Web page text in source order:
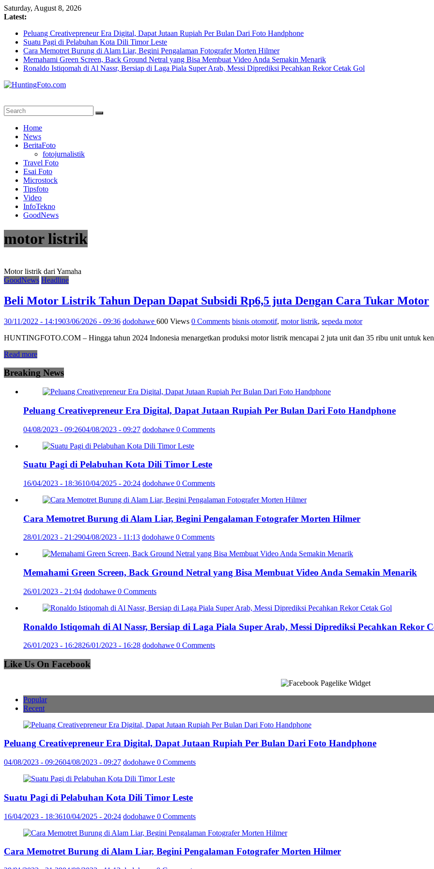
Skip
to
Saturday, August 8, 2026
Latest:
Peluang Creativepreneur Era Digital, Dapat Jutaan Rupiah Per Bulan Dari Foto Handphone
Suatu Pagi di Pelabuhan Kota Dili Timor Leste
Cara Memotret Burung di Alam Liar, Begini Pengalaman Fotografer Morten Hilmer
Memahami Green Screen, Back Ground Netral yang Bisa Membuat Video Anda Semakin Menarik
Ronaldo Istiqomah di Al Nassr, Bersiap di Laga Piala Super Arab, Messi Diprediksi Pecahkan Rekor Cetak Gol
Berita
Fotografi
Terpercaya
Home
News
BeritaFoto
fotojurnalistik
Travel Foto
Esai Foto
Microstock
Tipsfoto
Video
InfoTekno
GoodNews
motor listrik
Motor listrik dari Yamaha
GoodNews Headline
Beli Motor Listrik Tahun Depan Dapat Subsidi Rp6,5 juta Dengan Cara Tukar Motor
30/11/2022 - 14:1903/06/2026 - 09:36 dodohawe 600 Views 0 Comments bisnis otomotif, motor listrik, sepeda motor
HUNTINGFOTO.COM – Hingga tahun 2024 Indonesia menargetkan produksi motor listrik mencapai 2 juta unit dan 35 ribu unit untuk
Read more
Breaking News
Peluang Creativepreneur Era Digital, Dapat Jutaan Rupiah Per Bulan Dari Foto Handphone
04/08/2023 - 09:2604/08/2023 - 09:27 dodohawe 0 Comments
Suatu Pagi di Pelabuhan Kota Dili Timor Leste
16/04/2023 - 18:3610/04/2025 - 20:24 dodohawe 0 Comments
Cara Memotret Burung di Alam Liar, Begini Pengalaman Fotografer Morten Hilmer
28/01/2023 - 21:2904/08/2023 - 11:13 dodohawe 0 Comments
Memahami Green Screen, Back Ground Netral yang Bisa Membuat Video Anda Semakin Menarik
26/01/2023 - 21:04 dodohawe 0 Comments
Ronaldo Istiqomah di Al Nassr, Bersiap di Laga Piala Super Arab, Messi Diprediksi Pecahkan Rekor
26/01/2023 - 16:2826/01/2023 - 16:28 dodohawe 0 Comments
Like Us On Facebook
Popular
Recent
Peluang Creativepreneur Era Digital, Dapat Jutaan Rupiah Per Bulan Dari Foto Handphone
04/08/2023 - 09:2604/08/2023 - 09:27 dodohawe 0 Comments
Suatu Pagi di Pelabuhan Kota Dili Timor Leste
16/04/2023 - 18:3610/04/2025 - 20:24 dodohawe 0 Comments
Cara Memotret Burung di Alam Liar, Begini Pengalaman Fotografer Morten Hilmer